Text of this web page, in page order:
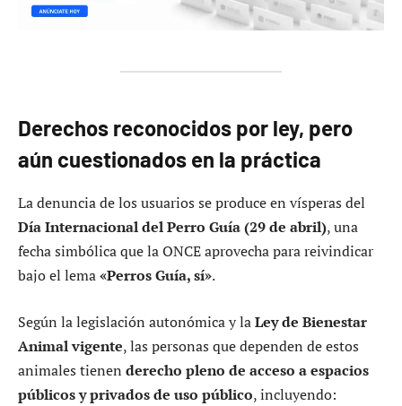
Derechos reconocidos por ley, pero
aún cuestionados en la práctica
La denuncia de los usuarios se produce en vísperas del
Día Internacional del Perro Guía (29 de abril), una
fecha simbólica que la ONCE aprovecha para reivindicar
bajo el lema«Perros Guía, sí».
Según la legislación autonómica y laLey de Bienestar
Animal vigente, las personas que dependen de estos
animales tienen derecho pleno de acceso a espacios
públicos y privados de uso público, incluyendo: